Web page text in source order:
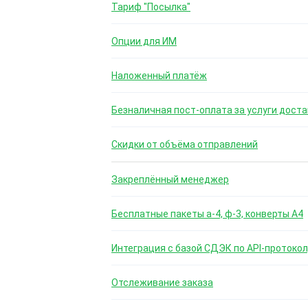
Тариф "Посылка"
Опции для ИМ
Наложенный платёж
Безналичная пост-оплата за услуги
Скидки от объёма отправлений
Закреплённый менеджер
Бесплатные пакеты а-4, ф-3, конверты А4
Интеграция с базой СДЭК по API-
Отслеживание заказа